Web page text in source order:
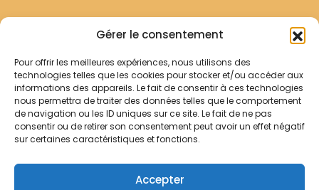
Gérer le consentement
Pour offrir les meilleures expériences, nous utilisons des
technologies telles que les cookies pour stocker et/ou accéder aux
informations des appareils. Le fait de consentir à ces technologies
nous permettra de traiter des données telles que le comportement
de navigation ou les ID uniques sur ce site. Le fait de ne pas
consentir ou de retirer son consentement peut avoir un effet négatif
sur certaines caractéristiques et fonctions.
Accepter
Archives Franciscaines
RECHERCHER
Comment chercher ?
Les archives
Notre démarche
Contact